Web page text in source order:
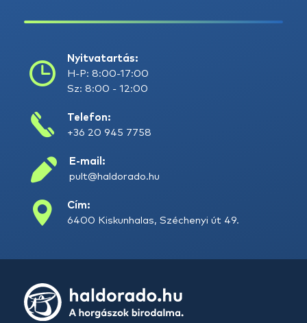
Nyitvatartás:
H-P: 8:00-17:00
Sz: 8:00 - 12:00
Telefon:
+36 20 945 7758
E-mail:
pult@haldorado.hu
Cím:
6400 Kiskunhalas, Széchenyi út 49.